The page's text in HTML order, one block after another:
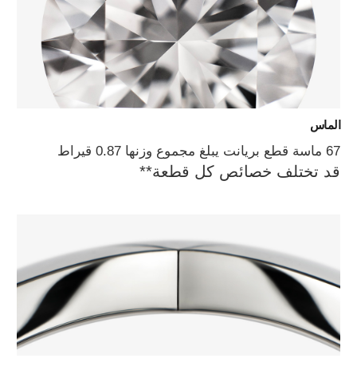
الماس
67 ماسة قطع بريانت يبلغ مجموع وزنها 0.87 قيراط
قد تختلف خصائص كل قطعة**